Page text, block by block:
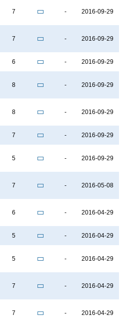
7 - 2016-09-29
7 - 2016-09-29
6 - 2016-09-29
8 - 2016-09-29
8 - 2016-09-29
7 - 2016-09-29
5 - 2016-09-29
7 - 2016-05-08
6 - 2016-04-29
5 - 2016-04-29
5 - 2016-04-29
7 - 2016-04-29
7 - 2016-04-29